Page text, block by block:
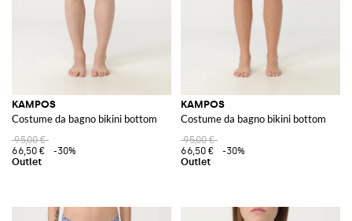
KAMPOS
Costume da bagno bikini bottom
95,00 €
66,50 €
-30%
KAMPOS
Costume da bagno bikini bottom
95,00 €
66,50 €
-30%